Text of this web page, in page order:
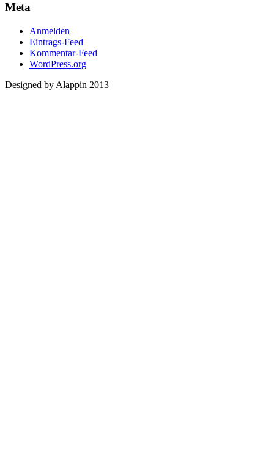
Meta
Anmelden
Eintrags-Feed
Kommentar-Feed
WordPress.org
Designed by Alappin 2013